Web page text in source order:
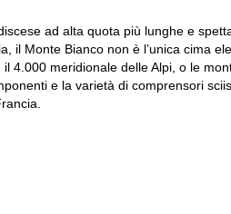
ad alta quota più lunghe e
il Monte Bianco non è l’unica cima
4.000 meridionale delle Alpi, o le
e la varietà di comprensori